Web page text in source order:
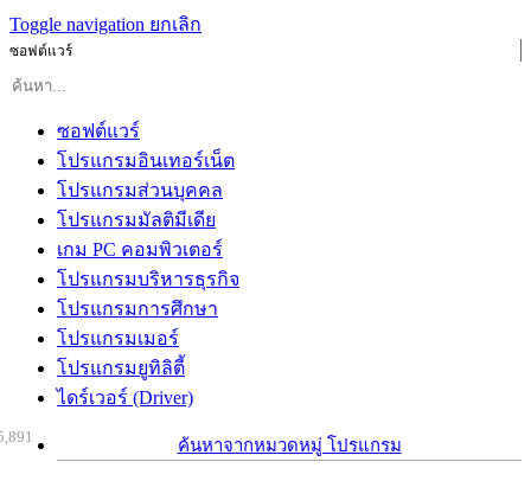
Toggle navigation ยกเลิก
ซอฟต์แวร์
ซอฟต์แวร์
โปรแกรมอินเทอร์เน็ต
โปรแกรมส่วนบุคคล
โปรแกรมมัลติมีเดีย
เกม PC คอมพิวเตอร์
โปรแกรมบริหารธุรกิจ
โปรแกรมการศึกษา
โปรแกรมเมอร์
โปรแกรมยูทิลิตี้
ไดร์เวอร์ (Driver)
ค้นหาจากหมวดหมู่ โปรแกรม